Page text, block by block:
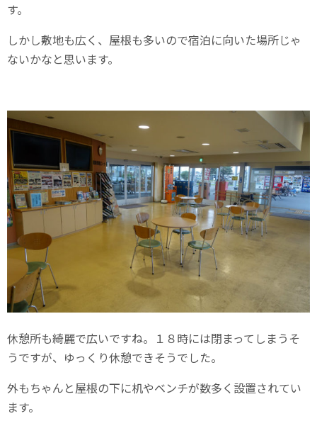
す。
しかし敷地も広く、屋根も多いので宿泊に向いた場所じゃ
ないかなと思います。
休憩所も綺麗で広いですね。１８時には閉まってしまうそ
うですが、ゆっくり休憩できそうでした。
外もちゃんと屋根の下に机やベンチが数多く設置されてい
ます。